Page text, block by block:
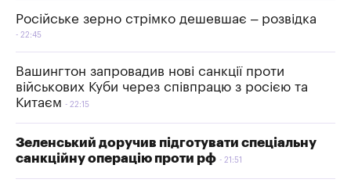
Російське зерно стрімко дешевшає – розвідка
22:45
Вашингтон запровадив нові санкції проти
військових Куби через співпрацю з росією та
Китаєм
22:15
Зеленський доручив підготувати спеціальну
санкційну операцію проти рф
21:51